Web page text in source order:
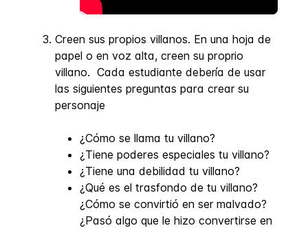
Creen sus propios villanos. En una hoja de
papel o en voz alta, creen su proprio
villano. Cada estudiante debería de usar
las siguientes preguntas para crear su
personaje
¿Cómo se llama tu villano?
¿Tiene poderes especiales tu villano?
¿Tiene una debilidad tu villano?
¿Qué es el trasfondo de tu villano?
¿Cómo se convirtió en ser malvado?
¿Pasó algo que le hizo convertirse en